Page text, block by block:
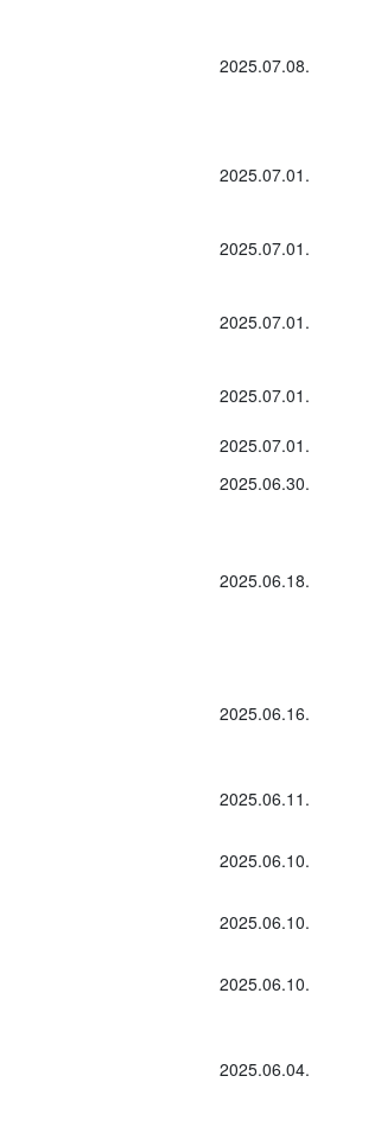
2025.07.08.
2025.07.01.
2025.07.01.
2025.07.01.
2025.07.01.
2025.07.01.
2025.06.30.
2025.06.18.
2025.06.16.
2025.06.11.
2025.06.10.
2025.06.10.
2025.06.10.
2025.06.04.